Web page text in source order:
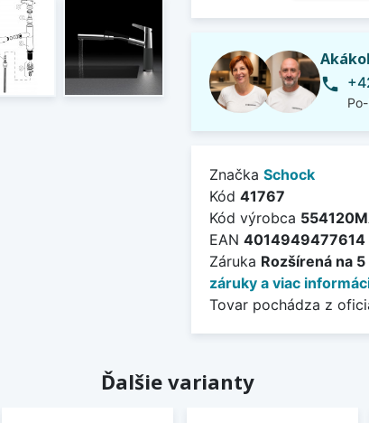
phone
Značka Schock
Kód 41767
Kód výrobca
EAN 4014949477614
Záruka Rozšírená na
záruky a viac
Tovar pochádza z
Ďalšie varianty